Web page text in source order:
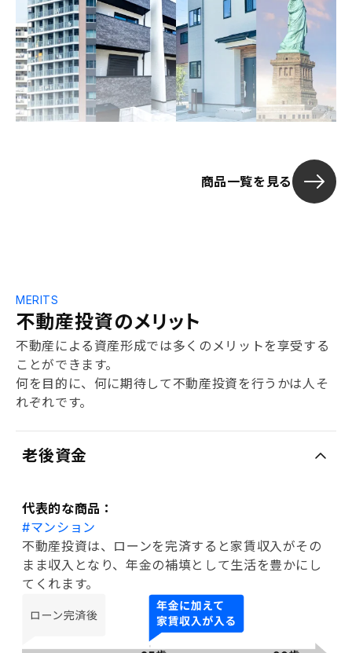
商品一覧を見る
不動産投資のメリット
MERITS
不動産による資産形成では多くのメリットを享受する
ことができます。
何を目的に、何に期待して不動産投資を行うかは人そ
れぞれです。
老後資金
代表的な商品：
#マンション
不動産投資は、ローンを完済すると家賃収入がその
まま収入となり、年金の補填として生活を豊かにし
てくれます。